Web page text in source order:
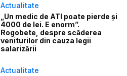
Actualitate
„Un medic de ATI poate pierde și
4000 de lei. E enorm”.
Rogobete, despre scăderea
veniturilor din cauza legii
salarizării
Actualitate